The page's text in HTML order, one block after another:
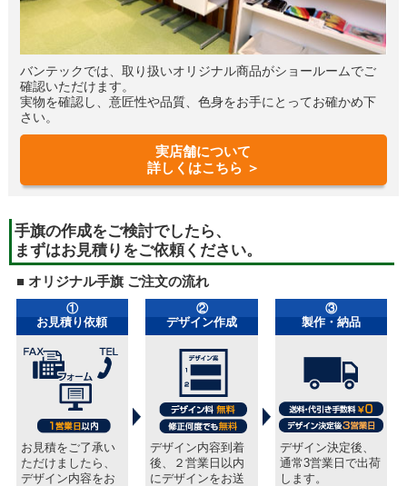
バンテックでは、取り扱いオリジナル商品がショールームでご
確認いただけます。
実物を確認し、意匠性や品質、色身をお手にとってお確かめ下
さい。
実店舗について
詳しくはこちら ＞
手旗の作成をご検討でしたら、
まずはお見積りをご依頼ください。
■ オリジナル手旗 ご注文の流れ
①
お見積り依頼
お見積をご了承い
ただけましたら、
デザイン内容をお
②
デザイン作成
デザイン内容到着
後、２営業日以内
にデザインをお送
③
製作・納品
デザイン決定後、
通常3営業日で出荷
します。